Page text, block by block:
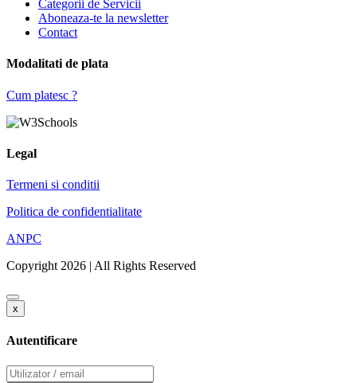
Categorii de Servicii
Aboneaza-te la newsletter
Contact
Modalitati de plata
Cum platesc ?
Legal
Termeni si conditii
Politica de confidentialitate
ANPC
Copyright 2026 | All Rights Reserved
x
Autentificare